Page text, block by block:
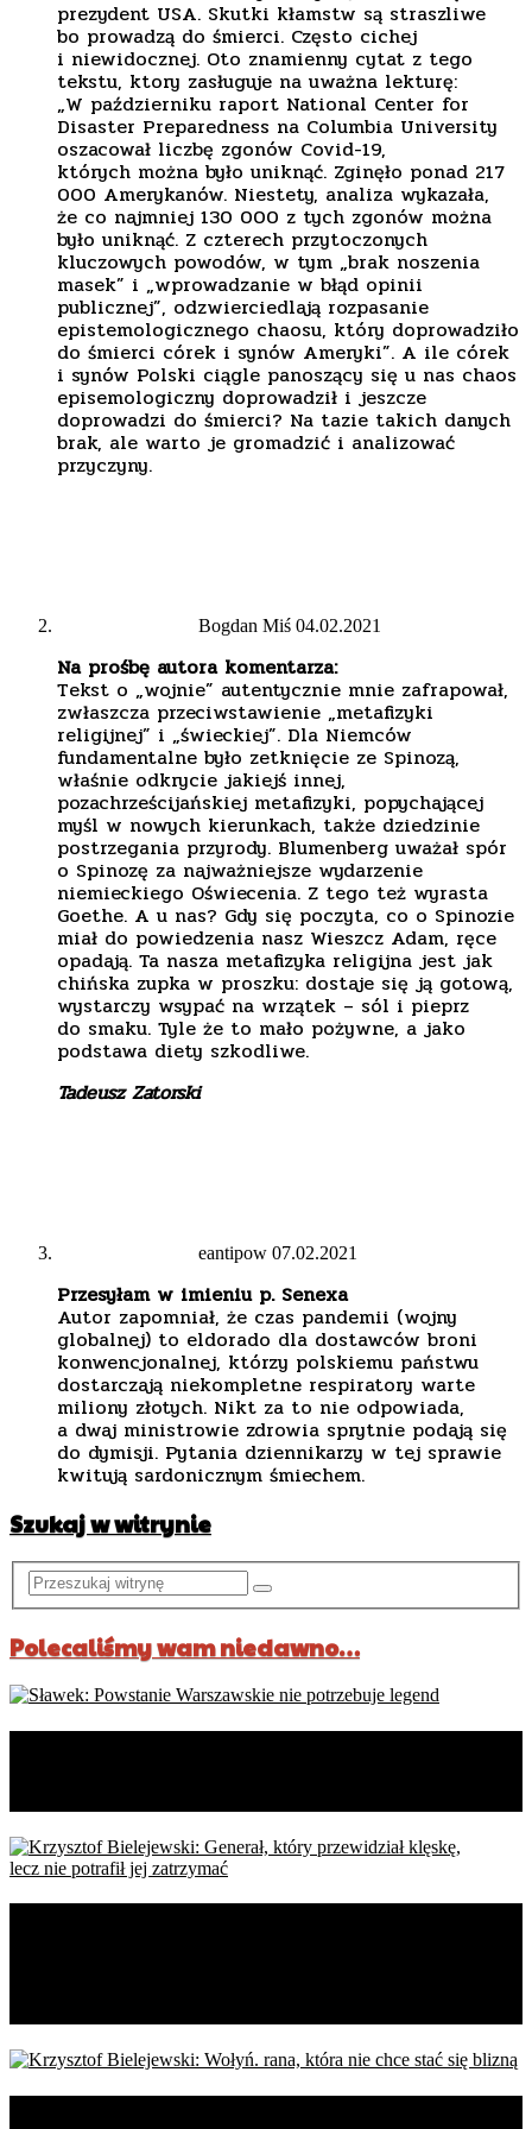
prezydent USA. Skutki kłamstw są straszliwe
bo prowadzą do śmierci. Często cichej
i niewidocznej. Oto znamienny cytat z tego
tekstu, ktory zasługuje na uważna lekturę:
„W październiku raport National Center for
Disaster Preparedness na Columbia University
oszacował liczbę zgonów Covid-19,
których można było uniknąć. Zginęło ponad 217
000 Amerykanów. Niestety, analiza wykazała,
że ​​co najmniej 130 000 z tych zgonów można
było uniknąć. Z czterech przytoczonych
kluczowych powodów, w tym „brak noszenia
masek” i „wprowadzanie w błąd opinii
publicznej”, odzwierciedlają rozpasanie
epistemologicznego chaosu, który doprowadziło
do śmierci córek i synów Ameryki”. A ile córek
i synów Polski ciągle panoszący się u nas chaos
episemologiczny doprowadził i jeszcze
doprowadzi do śmierci? Na tazie takich danych
brak, ale warto je gromadzić i analizować
przyczyny.
Bogdan Miś 04.02.2021
Na prośbę autora komentarza:
Tekst o „wojnie” autentycznie mnie zafrapował,
zwłaszcza przeciwstawienie „metafizyki
religijnej” i „świeckiej”. Dla Niemców
fundamentalne było zetknięcie ze Spinozą,
właśnie odkrycie jakiejś innej,
pozachrześcijańskiej metafizyki, popychającej
myśl w nowych kierunkach, także dziedzinie
postrzegania przyrody. Blumenberg uważał spór
o Spinozę za najważniejsze wydarzenie
niemieckiego Oświecenia. Z tego też wyrasta
Goethe. A u nas? Gdy się poczyta, co o Spinozie
miał do powiedzenia nasz Wieszcz Adam, ręce
opadają. Ta nasza metafizyka religijna jest jak
chińska zupka w proszku: dostaje się ją gotową,
wystarczy wsypać na wrzątek – sól i pieprz
do smaku. Tyle że to mało pożywne, a jako
podstawa diety szkodliwe.
Tadeusz Zatorski
eantipow 07.02.2021
Przesyłam w imieniu p. Senexa
Autor zapomniał, że czas pandemii (wojny
globalnej) to eldorado dla dostawców broni
konwencjonalnej, którzy polskiemu państwu
dostarczają niekompletne respiratory warte
miliony złotych. Nikt za to nie odpowiada,
a dwaj ministrowie zdrowia sprytnie podają się
do dymisji. Pytania dziennikarzy w tej sprawie
kwitują sardonicznym śmiechem.
Szukaj w witrynie
Polecaliśmy wam niedawno…